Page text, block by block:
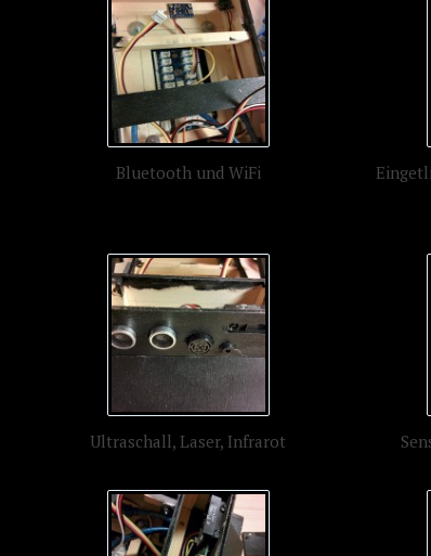
Bluetooth und WiFi
Ultraschall, Laser, Infrarot